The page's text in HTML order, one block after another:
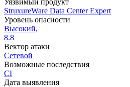
Уязвимый продукт
StruxureWare Data Center Expert
Уровень опасности
Высокий,
8.8
Вектор атаки
Сетевой
Возможные последствия
CI
Дата выявления